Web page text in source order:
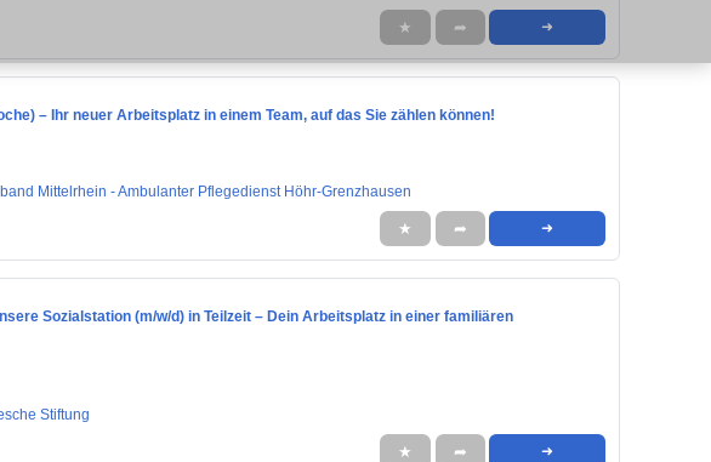
★ ➦ ➜
– Ihr neuer Arbeitsplatz in einem Team, auf das Sie zählen können!
Mittelrhein - Ambulanter Pflegedienst Höhr-Grenzhausen
★ ➦ ➜
Sozialstation (m/w/d) in Teilzeit – Dein Arbeitsplatz in einer familiären
Stiftung
★ ➦ ➜